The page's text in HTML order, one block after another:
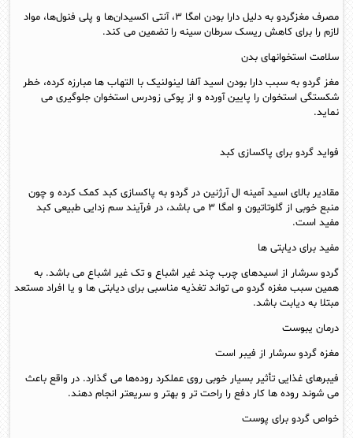
مصرف مغزگردو به دلیل دارا بودن امگا ۳، آنتی اکسیدان‌ها و پلی فنول‌ها، مواد
لازم را برای کاهش ریسک سرطان سینه را تضمین می کند.
سلامت استخوانهای بدن
مغز گردو به سبب دارا بودن اسید آلفا لینولنیک با التهاب ها مبارزه کرده، خطر
شکستگی استخوان را پایین آورده و از پوکی زودرس استخوان جلوگیری می
نماید.
فواید گردو برای پاکسازی کبد
مقادیر بالای اسید آمینه ال آرژنین در گردو به پاکسازی کبد کمک کرده و چون
منبع خوبی از گلوتاتیون و امگا ۳ می باشد، در فرآیند سم زدایی طبیعی کبد
مفید است.
مفید برای دیابتی ها
گردو سرشار از اسیدهای چرب چند غیر اشباع و تک غیر اشباع می باشد. به
همین سبب مغزه گردو می‌ تواند تغذیه مناسبی برای دیابتی ها و یا افراد مستعد
مبتلا به دیابت باشد.
درمان یبوست
مغزه گردو سرشار از فیبر است
فیبرهای غذایی تأثیر بسیار خوبی روی عملکرد روده‌ها می‌ گذارد. در واقع باعث
می‌ شوند روده ها کار دفع را راحت‌ تر و بهتر و سریعتر انجام دهند.
خواص گردو برای پوست